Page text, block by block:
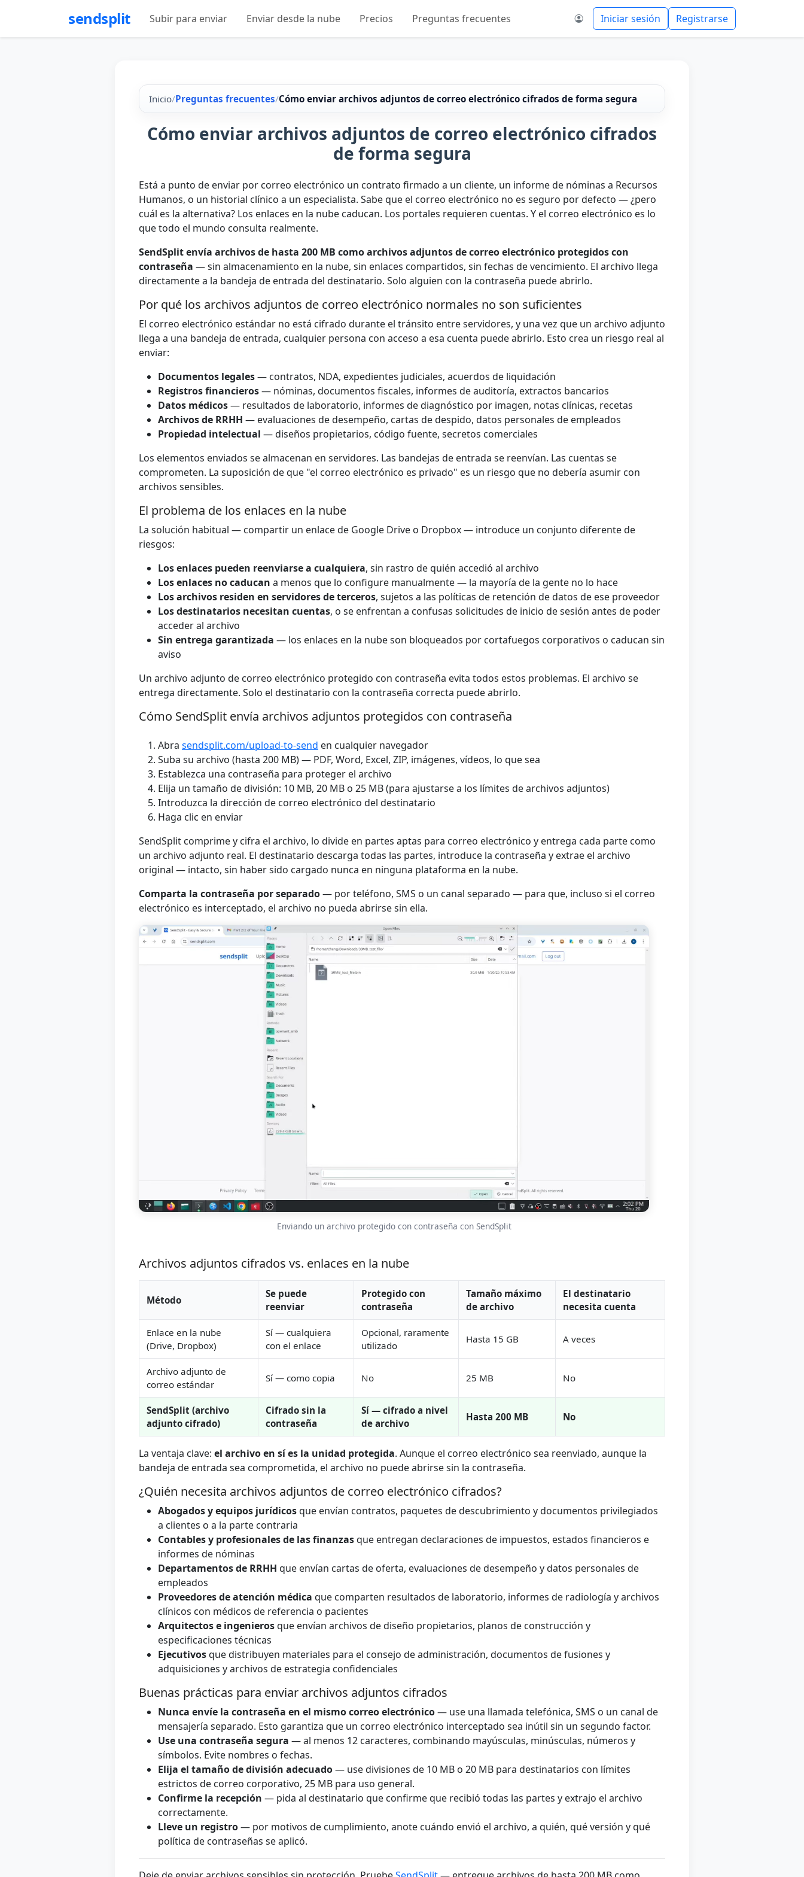
sendsplit Subir para enviar Enviar desde la nube Precios Preguntas frecuentes Iniciar sesión Registrarse
Inicio/Preguntas frecuentes/Cómo enviar archivos adjuntos de correo electrónico cifrados de forma segura
Cómo enviar archivos adjuntos de correo electrónico cifrados
de forma segura
Está a punto de enviar por correo electrónico un contrato firmado a un cliente, un informe de nóminas a Recursos
Humanos, o un historial clínico a un especialista. Sabe que el correo electrónico no es seguro por defecto — ¿pero
cuál es la alternativa? Los enlaces en la nube caducan. Los portales requieren cuentas. Y el correo electrónico es lo
que todo el mundo consulta realmente.
SendSplit envía archivos de hasta 200 MB como archivos adjuntos de correo electrónico protegidos con
contraseña — sin almacenamiento en la nube, sin enlaces compartidos, sin fechas de vencimiento. El archivo llega
directamente a la bandeja de entrada del destinatario. Solo alguien con la contraseña puede abrirlo.
Por qué los archivos adjuntos de correo electrónico normales no son suficientes
El correo electrónico estándar no está cifrado durante el tránsito entre servidores, y una vez que un archivo adjunto
llega a una bandeja de entrada, cualquier persona con acceso a esa cuenta puede abrirlo. Esto crea un riesgo real al
enviar:
Documentos legales— contratos, NDA, expedientes judiciales, acuerdos de liquidación
Registros financieros— nóminas, documentos fiscales, informes de auditoría, extractos bancarios
Datos médicos— resultados de laboratorio, informes de diagnóstico por imagen, notas clínicas, recetas
Archivos de RRHH — evaluaciones de desempeño, cartas de despido, datos personales de empleados
Propiedad intelectual — diseños propietarios, código fuente, secretos comerciales
Los elementos enviados se almacenan en servidores. Las bandejas de entrada se reenvían. Las cuentas se
comprometen. La suposición de que "el correo electrónico es privado" es un riesgo que no debería asumir con
archivos sensibles.
El problema de los enlaces en la nube
La solución habitual — compartir un enlace de Google Drive o Dropbox — introduce un conjunto diferente de
riesgos:
Los enlaces pueden reenviarse a cualquiera, sin rastro de quién accedió al archivo
Los enlaces no caducan a menos que lo configure manualmente — la mayoría de la gente no lo hace
Los archivos residen en servidores de terceros, sujetos a las políticas de retención de datos de ese proveedor
Los destinatarios necesitan cuentas, o se enfrentan a confusas solicitudes de inicio de sesión antes de poder
acceder al archivo
Sin entrega garantizada — los enlaces en la nube son bloqueados por cortafuegos corporativos o caducan sin
aviso
Un archivo adjunto de correo electrónico protegido con contraseña evita todos estos problemas. El archivo se
entrega directamente. Solo el destinatario con la contraseña correcta puede abrirlo.
Cómo SendSplit envía archivos adjuntos protegidos con contraseña
Abra sendsplit.com/upload-to-send en cualquier navegador
Suba su archivo (hasta 200 MB) — PDF, Word, Excel, ZIP, imágenes, vídeos, lo que sea
Establezca una contraseña para proteger el archivo
Elija un tamaño de división: 10 MB, 20 MB o 25 MB (para ajustarse a los límites de archivos adjuntos)
Introduzca la dirección de correo electrónico del destinatario
Haga clic en enviar
SendSplit comprime y cifra el archivo, lo divide en partes aptas para correo electrónico y entrega cada parte como
un archivo adjunto real. El destinatario descarga todas las partes, introduce la contraseña y extrae el archivo
original — intacto, sin haber sido cargado nunca en ninguna plataforma en la nube.
Comparta la contraseña por separado— por teléfono, SMS o un canal separado — para que, incluso si el correo
electrónico es interceptado, el archivo no pueda abrirse sin ella.
Enviando un archivo protegido con contraseña con SendSplit
Archivos adjuntos cifrados vs. enlaces en la nube
Método
Se puede
reenviar
Protegido con
contraseña
Tamaño máximo
de archivo
El destinatario
necesita cuenta
Enlace en la nube
(Drive, Dropbox)
Sí — cualquiera
con el enlace
Opcional, raramente
utilizado
Hasta 15 GB A veces
Archivo adjunto de
correo estándar
Sí — como copia No 25 MB No
SendSplit (archivo
adjunto cifrado)
Cifrado sin la
contraseña
Sí — cifrado a nivel
de archivo
Hasta 200 MB No
La ventaja clave: el archivo en sí es la unidad protegida. Aunque el correo electrónico sea reenviado, aunque la
bandeja de entrada sea comprometida, el archivo no puede abrirse sin la contraseña.
¿Quién necesita archivos adjuntos de correo electrónico cifrados?
Abogados y equipos jurídicosque envían contratos, paquetes de descubrimiento y documentos privilegiados
a clientes o a la parte contraria
Contables y profesionales de las finanzasque entregan declaraciones de impuestos, estados financieros e
informes de nóminas
Departamentos de RRHH que envían cartas de oferta, evaluaciones de desempeño y datos personales de
empleados
Proveedores de atención médica que comparten resultados de laboratorio, informes de radiología y archivos
clínicos con médicos de referencia o pacientes
Arquitectos e ingenierosque envían archivos de diseño propietarios, planos de construcción y
especificaciones técnicas
Ejecutivosque distribuyen materiales para el consejo de administración, documentos de fusiones y
adquisiciones y archivos de estrategia confidenciales
Buenas prácticas para enviar archivos adjuntos cifrados
Nunca envíe la contraseña en el mismo correo electrónico— use una llamada telefónica, SMS o un canal de
mensajería separado. Esto garantiza que un correo electrónico interceptado sea inútil sin un segundo factor.
Use una contraseña segura — al menos 12 caracteres, combinando mayúsculas, minúsculas, números y
símbolos. Evite nombres o fechas.
Elija el tamaño de división adecuado— use divisiones de 10 MB o 20 MB para destinatarios con límites
estrictos de correo corporativo, 25 MB para uso general.
Confirme la recepción — pida al destinatario que confirme que recibió todas las partes y extrajo el archivo
correctamente.
Lleve un registro— por motivos de cumplimiento, anote cuándo envió el archivo, a quién, qué versión y qué
política de contraseñas se aplicó.